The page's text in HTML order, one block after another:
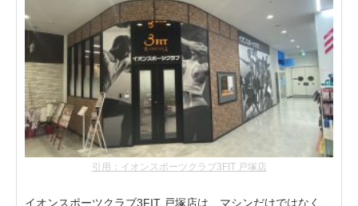
引用：イオンスポーツクラブ3FIT 戸塚店
イオンスポーツクラブ3FIT 戸塚店は、マシンだけではなく、